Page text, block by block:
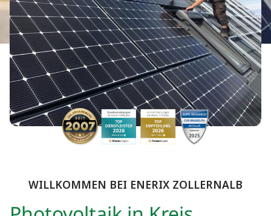
WILLKOMMEN BEI ENERIX ZOLLERNALB